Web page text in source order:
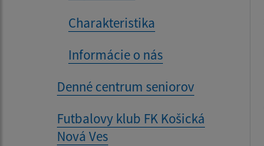
Charakteristika
Informácie o nás
Denné centrum seniorov
Futbalovy klub FK Košická
Nová Ves